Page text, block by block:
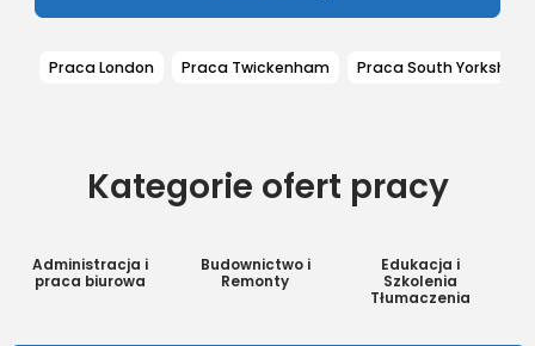
Praca London Praca Twickenham Praca South Yorkshire
Kategorie ofert pracy
Administracja i
praca biurowa
Budownictwo i
Remonty
Edukacja i
Szkolenia
Tłumaczenia